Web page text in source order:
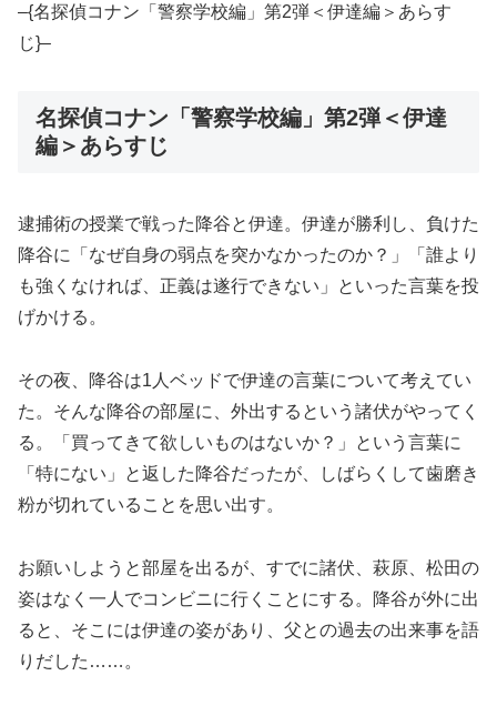
–{名探偵コナン「警察学校編」第2弾＜伊達編＞あらす
じ}–
名探偵コナン「警察学校編」第2弾＜伊達
編＞あらすじ
逮捕術の授業で戦った降谷と伊達。伊達が勝利し、負けた
降谷に「なぜ自身の弱点を突かなかったのか？」「誰より
も強くなければ、正義は遂行できない」といった言葉を投
げかける。
その夜、降谷は1人ベッドで伊達の言葉について考えてい
た。そんな降谷の部屋に、外出するという諸伏がやってく
る。「買ってきて欲しいものはないか？」という言葉に
「特にない」と返した降谷だったが、しばらくして歯磨き
粉が切れていることを思い出す。
お願いしようと部屋を出るが、すでに諸伏、萩原、松田の
姿はなく一人でコンビニに行くことにする。降谷が外に出
ると、そこには伊達の姿があり、父との過去の出来事を語
りだした……。